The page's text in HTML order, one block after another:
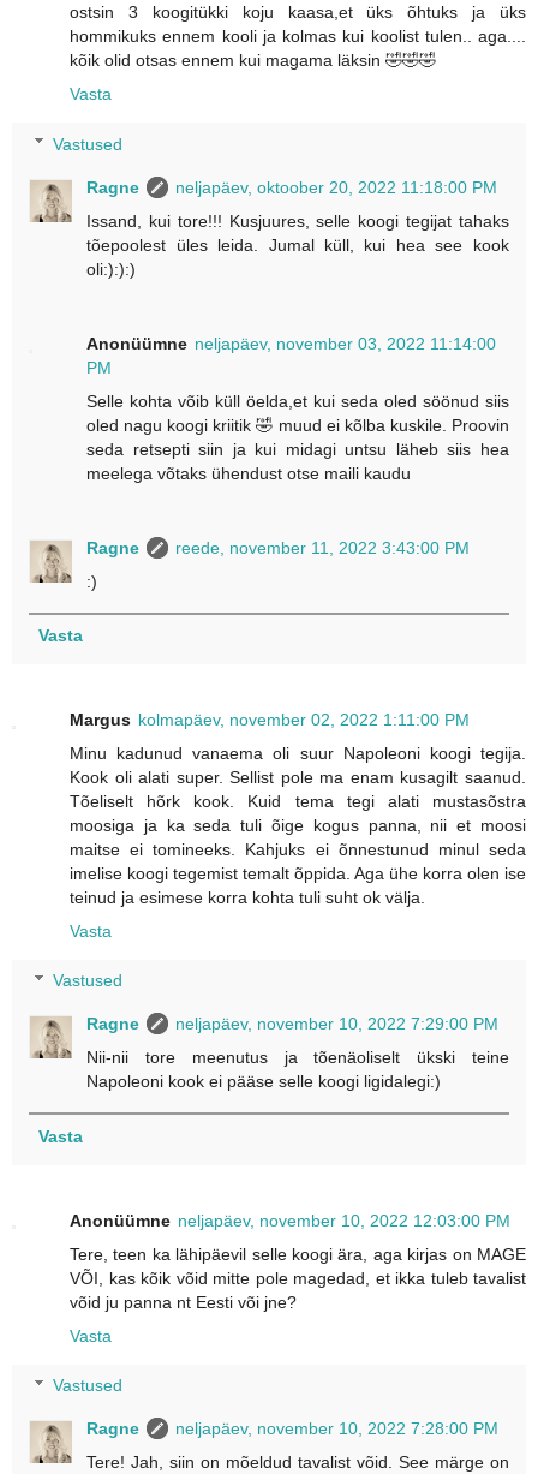
ostsin 3 koogitükki koju kaasa,et üks õhtuks ja üks
hommikuks ennem kooli ja kolmas kui koolist tulen.. aga....
kõik olid otsas ennem kui magama läksin 🤣🤣🤣
Vasta
Vastused
Ragne
neljapäev, oktoober 20, 2022 11:18:00 PM
Issand, kui tore!!! Kusjuures, selle koogi tegijat tahaks
tõepoolest üles leida. Jumal küll, kui hea see kook
oli:):):)
Anonüümne neljapäev, november 03, 2022 11:14:00
PM
Selle kohta võib küll öelda,et kui seda oled söönud siis
oled nagu koogi kriitik 🤣 muud ei kõlba kuskile. Proovin
seda retsepti siin ja kui midagi untsu läheb siis hea
meelega võtaks ühendust otse maili kaudu
Ragne
reede, november 11, 2022 3:43:00 PM
:)
Vasta
Margus kolmapäev, november 02, 2022 1:11:00 PM
Minu kadunud vanaema oli suur Napoleoni koogi tegija.
Kook oli alati super. Sellist pole ma enam kusagilt saanud.
Tõeliselt hõrk kook. Kuid tema tegi alati mustasõstra
moosiga ja ka seda tuli õige kogus panna, nii et moosi
maitse ei tomineeks. Kahjuks ei õnnestunud minul seda
imelise koogi tegemist temalt õppida. Aga ühe korra olen ise
teinud ja esimese korra kohta tuli suht ok välja.
Vasta
Vastused
Ragne
neljapäev, november 10, 2022 7:29:00 PM
Nii-nii tore meenutus ja tõenäoliselt ükski teine
Napoleoni kook ei pääse selle koogi ligidalegi:)
Vasta
Anonüümne neljapäev, november 10, 2022 12:03:00 PM
Tere, teen ka lähipäevil selle koogi ära, aga kirjas on MAGE
VÕI, kas kõik võid mitte pole magedad, et ikka tuleb tavalist
võid ju panna nt Eesti või jne?
Vasta
Vastused
Ragne
neljapäev, november 10, 2022 7:28:00 PM
Tere! Jah, siin on mõeldud tavalist võid. See märge on